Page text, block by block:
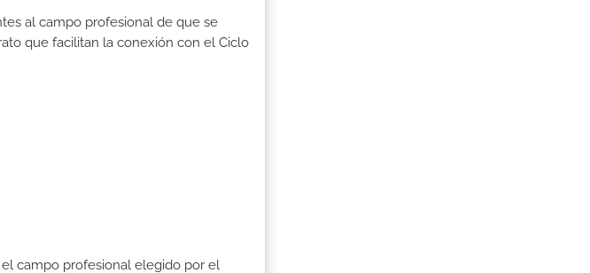
al campo profesional de que se
que facilitan la conexión con el Ciclo
campo profesional elegido por el